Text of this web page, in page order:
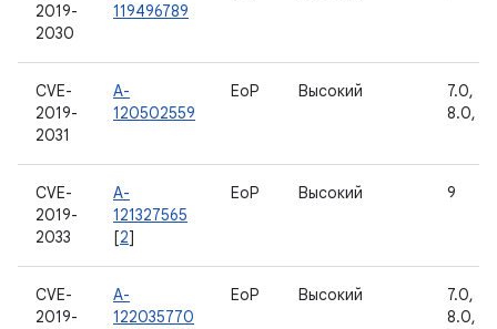
2019-
2030
119496789
CVE-
2019-
2031
A-
120502559
EoP Высокий
7.0,
8.0,
CVE-
2019-
2033
A-
121327565
[2]
EoP Высокий 9
CVE-
2019-
A-
122035770
EoP Высокий
7.0,
8.0,